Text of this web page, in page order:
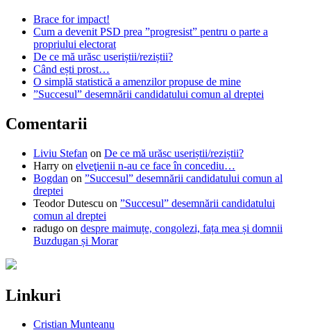
Brace for impact!
Cum a devenit PSD prea ”progresist” pentru o parte a
propriului electorat
De ce mă urăsc useriștii/reziștii?
Când ești prost…
O simplă statistică a amenzilor propuse de mine
”Succesul” desemnării candidatului comun al dreptei
Comentarii
Liviu Stefan on De ce mă urăsc useriștii/reziștii?
Harry on elveţienii n-au ce face în concediu…
Bogdan on ”Succesul” desemnării candidatului comun al
dreptei
Teodor Dutescu on ”Succesul” desemnării candidatului
comun al dreptei
radugo on despre maimuțe, congolezi, fața mea și domnii
Buzdugan și Morar
Linkuri
Cristian Munteanu